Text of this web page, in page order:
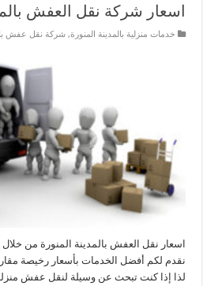
اسعار شركة نقل العفش
خدمات منزلية بالمدينة المنورة,شركة نقل عفش
اسعار نقل العفش بالمدينة المنورة من
نقدم لكم أفضل الخدمات بأسعار رخيصة
لذا إذا كنت تبحث عن وسيلة لنقل عفش